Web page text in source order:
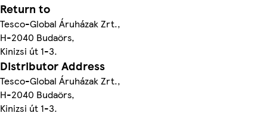
Return to
Tesco-Global Áruházak Zrt.,
H-2040 Budaörs,
Kinizsi út 1-3.
Distributor Address
Tesco-Global Áruházak Zrt.,
H-2040 Budaörs,
Kinizsi út 1-3.